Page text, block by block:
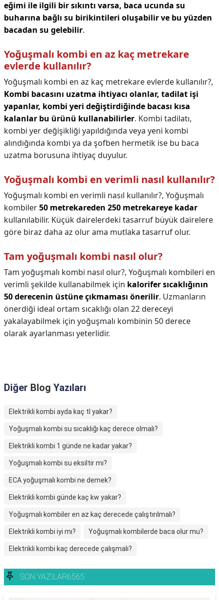
eğimi ile ilgili bir sıkıntı varsa, baca ucunda su
buharına bağlı su birikintileri oluşabilir ve bu yüzden
bacadan su gelebilir.
Yoğuşmalı kombi en az kaç metrekare
evlerde kullanılır?
Yoğuşmalı kombi en az kaç metrekare evlerde kullanılır?,
Kombi bacasını uzatma ihtiyacı olanlar, tadilat işi
yapanlar, kombi yeri değiştirdiğinde bacası kısa
kalanlar bu ürünü kullanabilirler. Kombi tadilatı,
kombi yer değişikliği yapıldığında veya yeni kombi
alındığında kombi ya da şofben hermetik ise bu baca
uzatma borusuna ihtiyaç duyulur.
Yoğuşmalı kombi en verimli nasıl kullanılır?
Yoğuşmalı kombi en verimli nasıl kullanılır?, Yoğuşmalı
kombiler50 metrekareden 250 metrekareye kadar
kullanılabilir. Küçük dairelerdeki tasarruf büyük dairelere
göre biraz daha az olur ama mutlaka tasarruf olur.
Tam yoğuşmalı kombi nasıl olur?
Tam yoğuşmalı kombi nasıl olur?, Yoğuşmalı kombileri en
verimli şekilde kullanabilmek için kalorifer sıcaklığının
50 derecenin üstüne çıkmaması önerilir. Uzmanların
önerdiği ideal ortam sıcaklığı olan 22 dereceyi
yakalayabilmek için yoğuşmalı kombinin 50 derece
olarak ayarlanması yeterlidir.
Diğer Blog Yazıları
Elektrikli kombi ayda kaç tl yakar?
Yoğuşmalı kombi su sıcaklığı kaç derece olmalı?
Elektrikli kombi 1 günde ne kadar yakar?
Yoğuşmalı kombi su eksiltir mi?
ECA yoğuşmalı kombi ne demek?
Elektrikli kombi günde kaç kw yakar?
Yoğuşmalı kombiler en az kaç derecede çalıştırılmalı?
Elektrikli kombi iyi mı? Yoğuşmalı kombilerde baca olur mu?
Elektrikli kombi kaç derecede çalışmalı?
SON YAZILAR6565